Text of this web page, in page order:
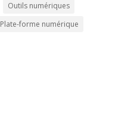
Outils numériques
Plate-forme numérique